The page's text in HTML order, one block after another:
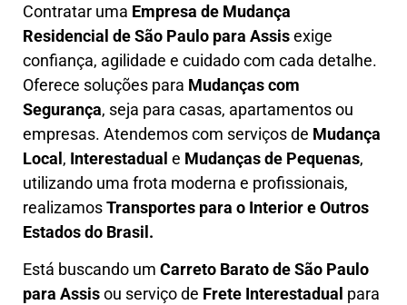
Contratar uma Empresa de Mudança
Residencial de São Paulo para Assisexige
confiança, agilidade e cuidado com cada detalhe.
Oferece soluções para Mudanças com
Segurança, seja para casas, apartamentos ou
empresas. Atendemos com serviços de Mudança
Local, Interestadual e Mudanças de Pequenas,
utilizando uma frota moderna e profissionais,
realizamosTransportes para o Interior e Outros
Estados do Brasil.
Está buscando um Carreto Baratode São Paulo
para Assisou serviço de Frete Interestadual para